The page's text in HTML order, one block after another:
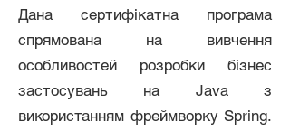
Дана сертифікатна програма
спрямована на вивчення
особливостей розробки бізнес
застосувань на Java з
використанням фреймворку Spring.